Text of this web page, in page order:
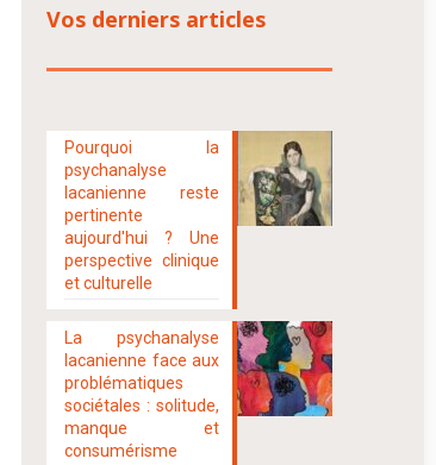
Vos derniers articles
Pourquoi la
psychanalyse
lacanienne reste
pertinente
aujourd'hui ? Une
perspective clinique
et culturelle
La psychanalyse
lacanienne face aux
problématiques
sociétales : solitude,
manque et
consumérisme